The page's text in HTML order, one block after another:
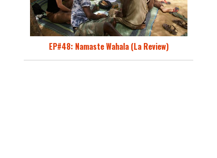
EP#48: Namaste Wahala (La Review)